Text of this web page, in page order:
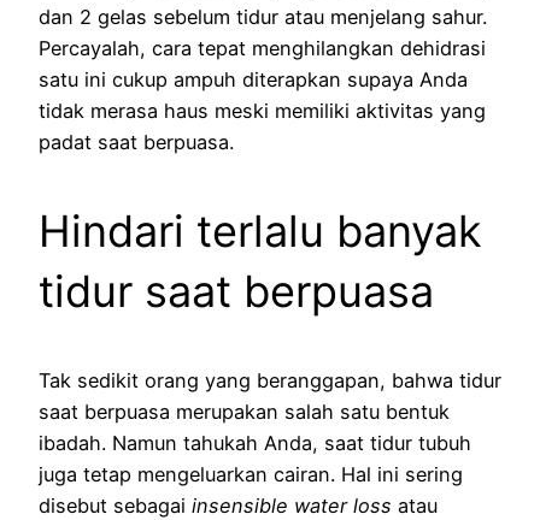
dan 2 gelas sebelum tidur atau menjelang sahur.
Percayalah, cara tepat menghilangkan dehidrasi
satu ini cukup ampuh diterapkan supaya Anda
tidak merasa haus meski memiliki aktivitas yang
padat saat berpuasa.
Hindari terlalu banyak
tidur saat berpuasa
Tak sedikit orang yang beranggapan, bahwa tidur
saat berpuasa merupakan salah satu bentuk
ibadah. Namun tahukah Anda, saat tidur tubuh
juga tetap mengeluarkan cairan. Hal ini sering
disebut sebagai insensible water loss atau